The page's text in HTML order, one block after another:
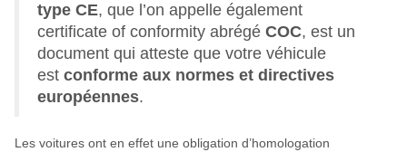
type CE, que l’on appelle également
certificate of conformity abrégé COC, est un
document qui atteste que votre véhicule
est conforme aux normes et directives
européennes.
Les voitures ont en effet une obligation d’homologation